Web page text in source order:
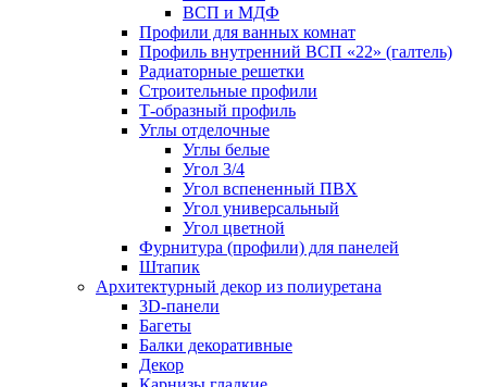
ВСП и МДФ
Профили для ванных комнат
Профиль внутренний ВСП «22» (галтель)
Радиаторные решетки
Строительные профили
Т-образный профиль
Углы отделочные
Углы белые
Угол 3/4
Угол вспененный ПВХ
Угол универсальный
Угол цветной
Фурнитура (профили) для панелей
Штапик
Архитектурный декор из полиуретана
3D-панели
Багеты
Балки декоративные
Декор